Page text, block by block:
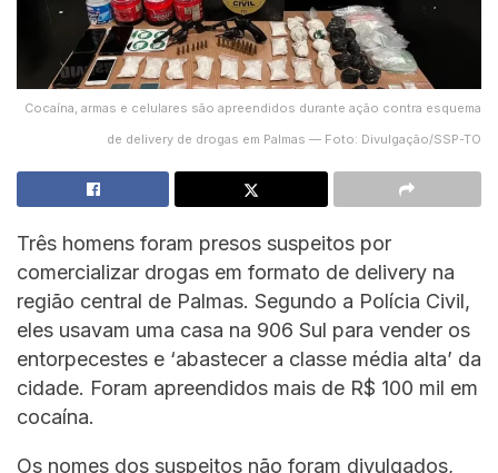
Cocaína, armas e celulares são apreendidos durante ação contra esquema
de delivery de drogas em Palmas — Foto: Divulgação/SSP-TO
Três homens foram presos suspeitos por
comercializar drogas em formato de delivery na
região central de Palmas. Segundo a Polícia Civil,
eles usavam uma casa na 906 Sul para vender os
entorpecestes e ‘abastecer a classe média alta’ da
cidade. Foram apreendidos mais de R$ 100 mil em
cocaína.
Os nomes dos suspeitos não foram divulgados,